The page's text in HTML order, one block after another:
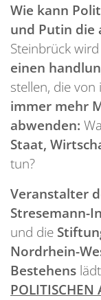
Wie kann
und Putin die
Steinbrück
einen
stellen, die
immer mehr
abwenden:
Staat,
tun?
Veranstalter
Stresemann-
und die
Nordrhein-
Bestehens
POLITISCHEN